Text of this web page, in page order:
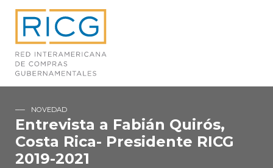
NOVEDAD
Entrevista a Fabián Quirós,
Costa Rica- Presidente RICG
2019-2021